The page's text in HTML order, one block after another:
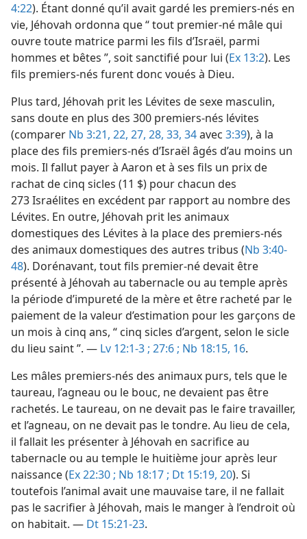
4:22). Étant donné qu’il avait gardé les premiers-nés en
vie, Jéhovah ordonna que “ tout premier-né mâle qui
ouvre toute matrice parmi les fils d’Israël, parmi
hommes et bêtes ”, soit sanctifié pour lui (Ex 13:2). Les
fils premiers-nés furent donc voués à Dieu.
Plus tard, Jéhovah prit les Lévites de sexe masculin,
sans doute en plus des 300 premiers-nés lévites
(comparer Nb 3:21, 22, 27, 28, 33, 34avec 3:39), à la
place des fils premiers-nés d’Israël âgés d’au moins un
mois. Il fallut payer à Aaron et à ses fils un prix de
rachat de cinq sicles (11 $) pour chacun des
273 Israélites en excédent par rapport au nombre des
Lévites. En outre, Jéhovah prit les animaux
domestiques des Lévites à la place des premiers-nés
des animaux domestiques des autres tribus (Nb 3:40-
48). Dorénavant, tout fils premier-né devait être
présenté à Jéhovah au tabernacle ou au temple après
la période d’impureté de la mère et être racheté par le
paiement de la valeur d’estimation pour les garçons de
un mois à cinq ans, “ cinq sicles d’argent, selon le sicle
du lieu saint ”. — Lv 12:1-3 ; 27:6 ; Nb 18:15, 16.
Les mâles premiers-nés des animaux purs, tels que le
taureau, l’agneau ou le bouc, ne devaient pas être
rachetés. Le taureau, on ne devait pas le faire travailler,
et l’agneau, on ne devait pas le tondre. Au lieu de cela,
il fallait les présenter à Jéhovah en sacrifice au
tabernacle ou au temple le huitième jour après leur
naissance (Ex 22:30 ; Nb 18:17 ; Dt 15:19, 20). Si
toutefois l’animal avait une mauvaise tare, il ne fallait
pas le sacrifier à Jéhovah, mais le manger à l’endroit où
on habitait. — Dt 15:21-23.